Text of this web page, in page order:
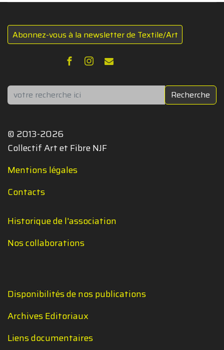
Abonnez-vous à la newsletter de Textile/Art
Rechercher Recherche
© 2013-2026
Collectif Art et Fibre NJF
Mentions légales
Contacts
Historique de l'association
Nos collaborations
Disponibilités de nos publications
Archives Editoriaux
Liens documentaires